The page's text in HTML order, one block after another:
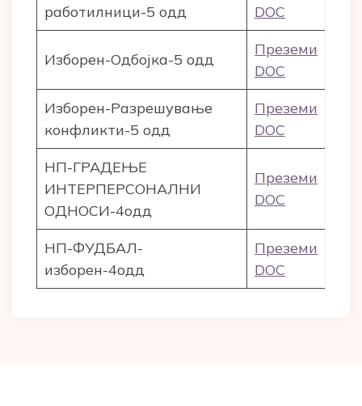
работилници-5 одд
DOC
Изборен-Одбојка-5 одд
Преземи
DOC
Изборен-Разрешување
конфликти-5 одд
Преземи
DOC
НП-ГРАДЕЊЕ
ИНТЕРПЕРСОНАЛНИ
ОДНОСИ-4одд
Преземи
DOC
НП-ФУДБАЛ-
изборен-4одд
Преземи
DOC